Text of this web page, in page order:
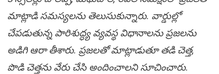
మాట్లాడి సమస్యలను తెలుసుకున్నారు. వార్డుల్లో
చేపడుతున్న పారిశుద్ధ్య వ్యవస్థ విధానాలను ప్రజలను
అడిగి ఆరా తీశారు. ప్రజలతో మాట్లాడుతూ తడి చెత్త,
పొడి చెత్తను వేరు చేసి అందించాలని సూచించారు.